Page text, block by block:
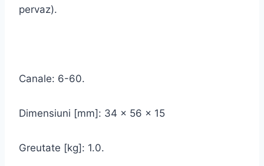
pervaz).
Canale: 6-60.
Dimensiuni [mm]: 34 x 56 x 15
Greutate [kg]: 1.0.